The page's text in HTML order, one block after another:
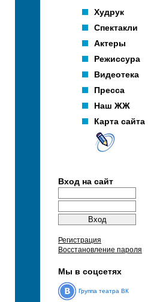
Худрук
Спектакли
Актеры
Режиссура
Видеотека
Пресса
Наш ЖЖ
Карта сайта
Вход на сайт
Регистрация
Восстановление пароля
Мы в соцсетях
Группа театра ВК